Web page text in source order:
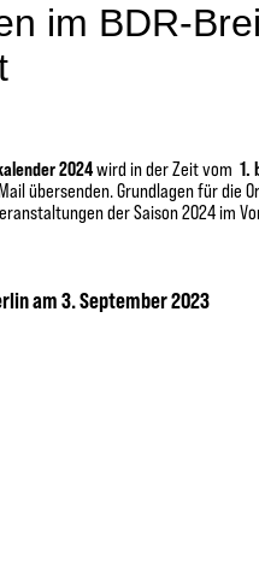
im BDR-
2024wird in der Zeit vom 1.
übersenden. Grundlagen für die
der Saison 2024 im
am 3. September 2023